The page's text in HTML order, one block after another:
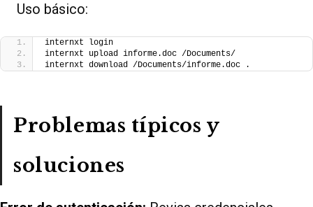
Uso básico:
internxt login
internxt upload informe.doc /Documents/
internxt download /Documents/informe.doc .
Problemas típicos y
soluciones